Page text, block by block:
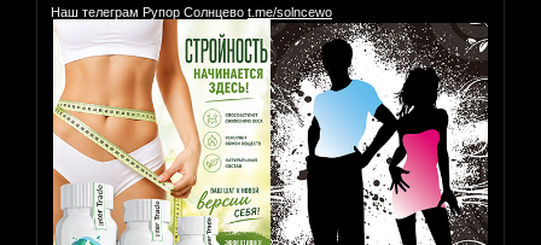
Наш телеграм Рупор Солнцево t.me/solncewo